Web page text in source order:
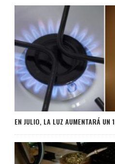
EN JULIO, LA LUZ AUMENTARÁ